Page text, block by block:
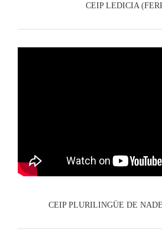
CEIP LEDICIA
CEIP PLURILINGÜE DE